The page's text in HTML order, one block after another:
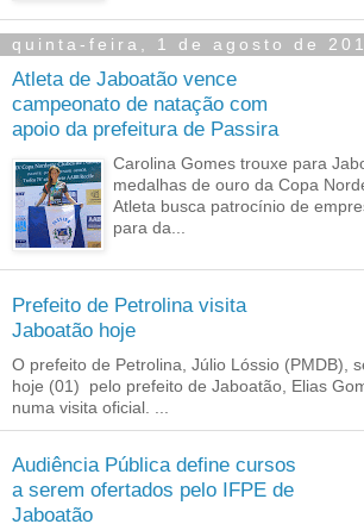
quinta-feira, 1 de agosto de
Atleta de Jaboatão vence
campeonato de natação com
apoio da prefeitura de Passira
Carolina Gomes trouxe para
medalhas de ouro da Copa
Atleta busca patrocínio de
para da...
Prefeito de Petrolina visita
Jaboatão hoje
O prefeito de Petrolina, Júlio Lóssio (PMDB),
hoje (01) pelo prefeito de Jaboatão, Elias
numa visita oficial. ...
Audiência Pública define cursos
a serem ofertados pelo IFPE de
Jaboatão